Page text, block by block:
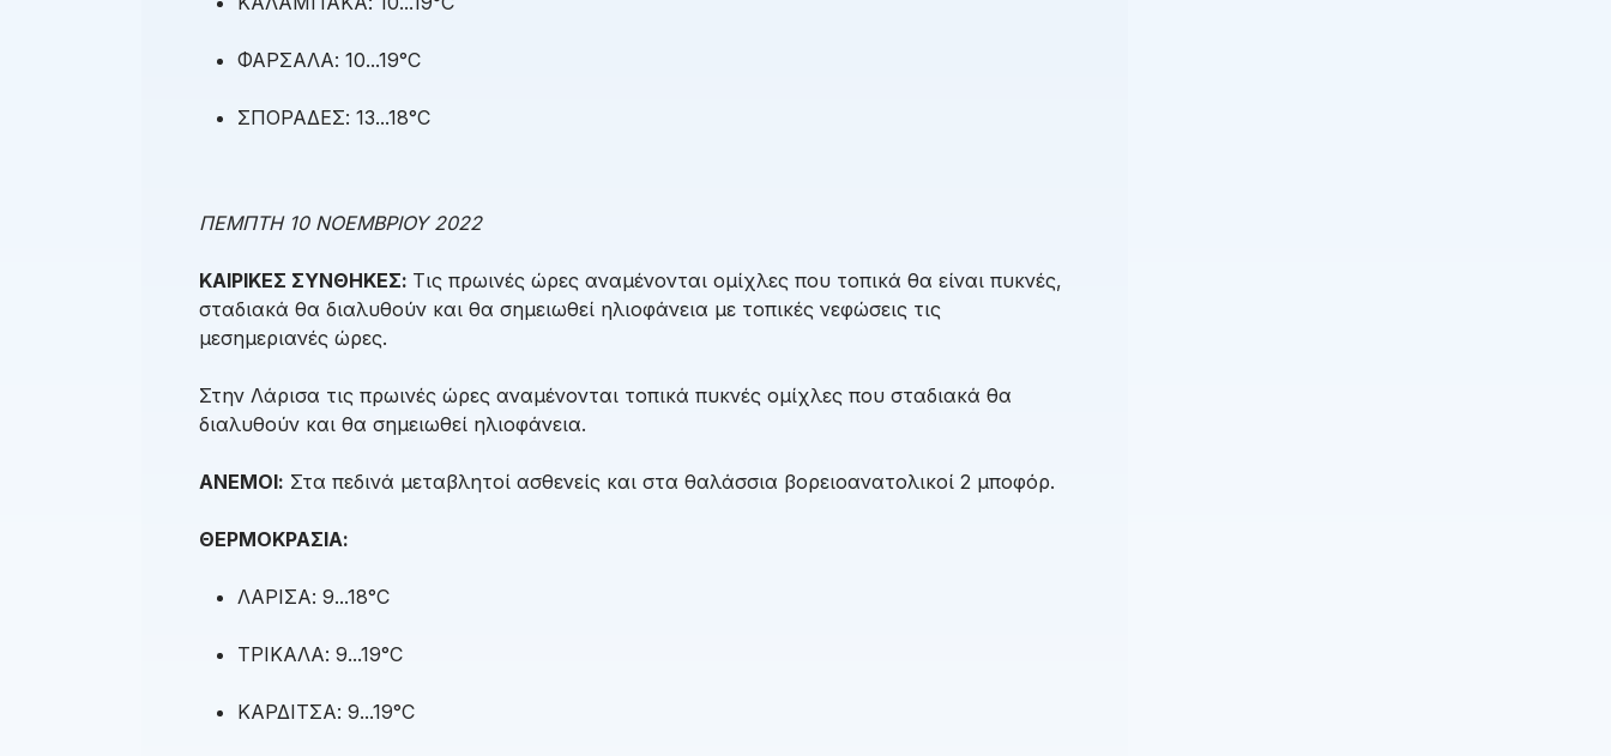
ΦΑΡΣΑΛΑ: 10...19°C
ΣΠΟΡΑΔΕΣ: 13...18°C
ΠΕΜΠΤΗ 10 ΝΟΕΜΒΡΙΟΥ 2022
ΚΑΙΡΙΚΕΣ ΣΥΝΘΗΚΕΣ: Τις πρωινές ώρες αναμένονται ομίχλες που τοπικά θα είναι πυκνές,
σταδιακά θα διαλυθούν και θα σημειωθεί ηλιοφάνεια με τοπικές νεφώσεις τις
μεσημεριανές ώρες.
Στην Λάρισα τις πρωινές ώρες αναμένονται τοπικά πυκνές ομίχλες που σταδιακά θα
διαλυθούν και θα σημειωθεί ηλιοφάνεια.
ΑΝΕΜΟΙ: Στα πεδινά μεταβλητοί ασθενείς και στα θαλάσσια βορειοανατολικοί 2 μποφόρ.
ΘΕΡΜΟΚΡΑΣΙΑ:
ΛΑΡΙΣΑ: 9...18°C
ΤΡΙΚΑΛΑ: 9...19°C
ΚΑΡΔΙΤΣΑ: 9...19°C